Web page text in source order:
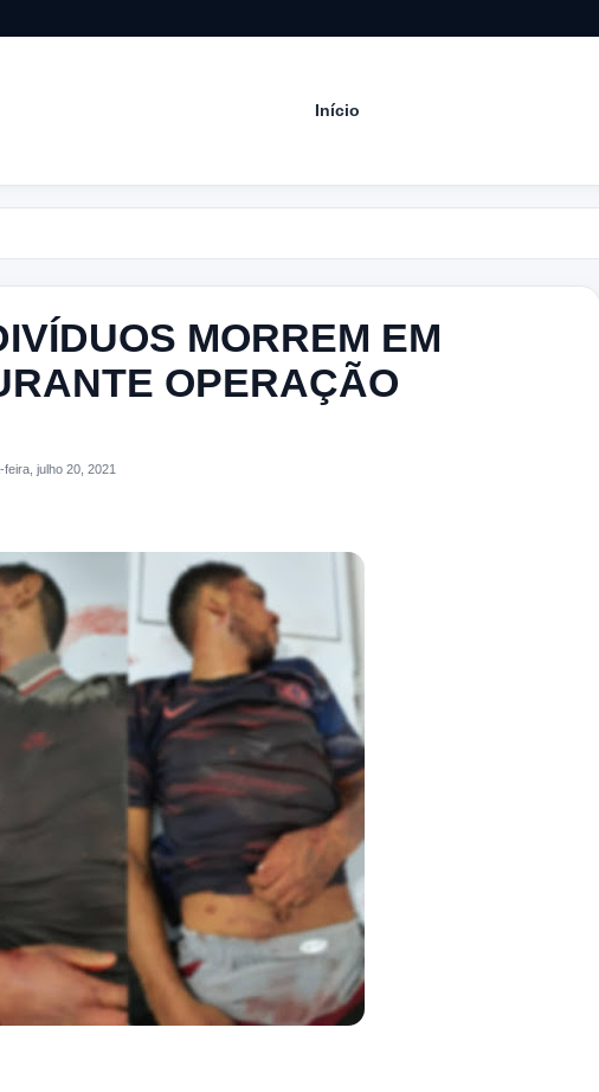
Início
MORREM EM
OPERAÇÃO
julho 20, 2021